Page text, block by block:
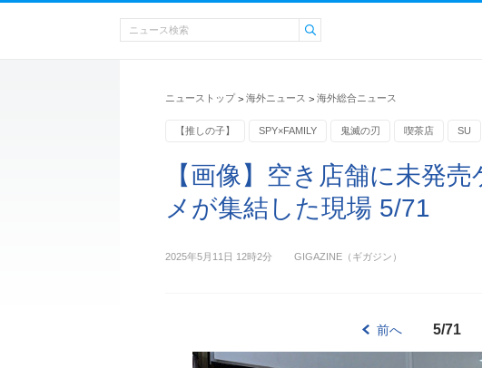
ニューストップ > 海外ニュース > 海外総合ニュース
【推しの子】 SPY×FAMILY 鬼滅の刃 喫茶店 SU
【画像】空き店舗に未発
メが集結した現場 5/71
2025年5月11日 12時2分 GIGAZINE（ギガジン）
前へ 5/71